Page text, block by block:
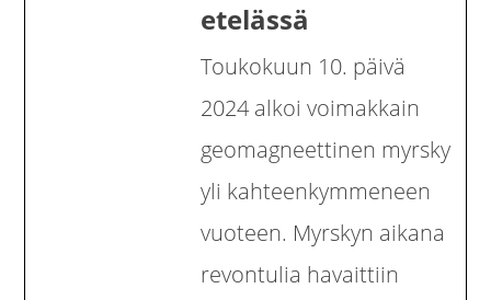
etelässä
Toukokuun 10. päivä
2024 alkoi voimakkain
geomagneettinen myrsky
yli kahteenkymmeneen
vuoteen. Myrskyn aikana
revontulia havaittiin